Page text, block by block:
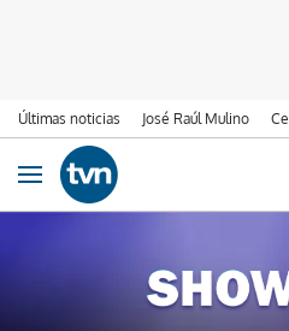
Últimas noticias José Raúl Mulino
Ir al contenido
Obrir navegació